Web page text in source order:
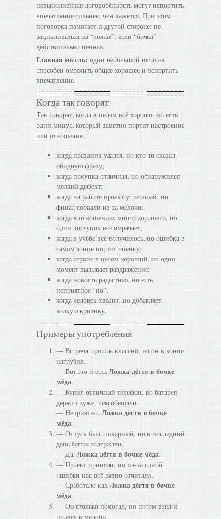
невыполненная договорённость могут испортить
впечатление сильнее, чем кажется. При этом
поговорка помогает и другой стороне: не
зацикливаться на “ложке”, если “бочка”
действительно ценная.
Главная мысль: один небольшой негатив
способен омрачить общее хорошее и испортить
впечатление.
Когда так говорят
Так говорят, когда в целом всё хорошо, но есть
один минус, который заметно портит настроение
или отношение.
когда праздник удался, но кто-то сказал
обидную фразу;
когда покупка отличная, но обнаружился
мелкий дефект;
когда на работе проект успешный, но
финал сорвали из-за мелочи;
когда в отношениях много хорошего, но
один поступок всё омрачает;
когда в учёбе всё получилось, но ошибка в
самом конце портит оценку;
когда сервис в целом хороший, но один
момент вызывает раздражение;
когда новость радостная, но есть
неприятное “но”;
когда человек хвалит, но добавляет
колкую критику.
Примеры употребления
— Встреча прошла классно, но он в конце
нагрубил.
— Вот это и есть Ложка дёгтя в бочке
мёда.
— Купил отличный телефон, но батарея
держит хуже, чем обещали.
— Неприятно, Ложка дёгтя в бочке
мёда.
— Отпуск был шикарный, но в последний
день багаж задержали.
— Да, Ложка дёгтя в бочке мёда.
— Проект приняли, но из-за одной
ошибки нас всё равно отчитали.
— Сработало как Ложка дёгтя в бочке
мёда.
— Он столько помогал, но потом взял и
подвёл в мелочи.